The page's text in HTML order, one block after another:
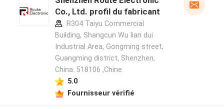
Co., Ltd. profil du fabricant
R304 Taiyu Commercial
Building, Shangcun Wu lian dui
Industrial Area, Gongming street,
Guangming district, Shenzhen,
China. 518106 ,Chine
5.0
Fournisseur vérifié